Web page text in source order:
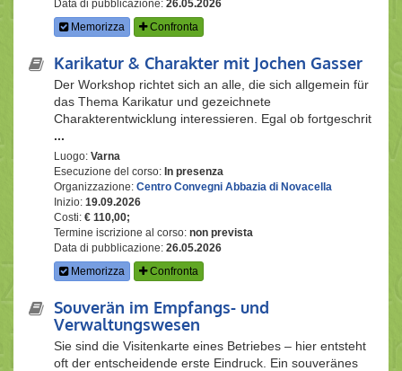
Data di pubblicazione: 26.05.2026
Memorizza
Confronta
Karikatur & Charakter mit Jochen Gasser
Der Workshop richtet sich an alle, die sich allgemein für
das Thema Karikatur und gezeichnete
Charakterentwicklung interessieren. Egal ob fortgeschrit
...
Luogo: Varna
Esecuzione del corso: In presenza
Organizzazione: Centro Convegni Abbazia di Novacella
Inizio: 19.09.2026
Costi: € 110,00;
Termine iscrizione al corso: non prevista
Data di pubblicazione: 26.05.2026
Memorizza
Confronta
Souverän im Empfangs- und
Verwaltungswesen
Sie sind die Visitenkarte eines Betriebes – hier entsteht
oft der entscheidende erste Eindruck. Ein souveränes